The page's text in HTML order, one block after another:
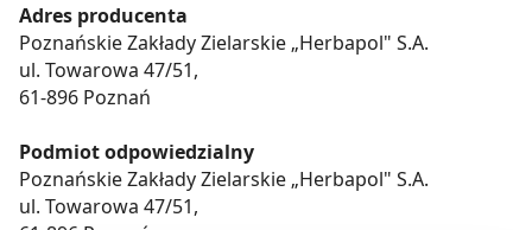
Adres producenta
Poznańskie Zakłady Zielarskie „Herbapol" S.A.
ul. Towarowa 47/51,
61-896 Poznań
Podmiot odpowiedzialny
Poznańskie Zakłady Zielarskie „Herbapol" S.A.
ul. Towarowa 47/51,